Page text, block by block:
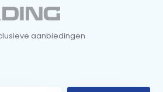
aanbiedingen